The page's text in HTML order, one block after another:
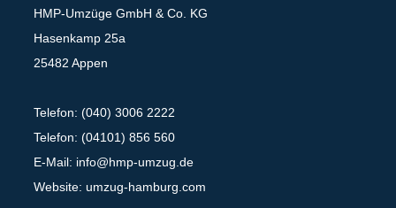
HMP-Umzüge GmbH & Co. KG
Hasenkamp 25a
25482 Appen
Telefon: (040) 3006 2222
Telefon: (04101) 856 560
E-Mail: info@hmp-umzug.de
Website: umzug-hamburg.com